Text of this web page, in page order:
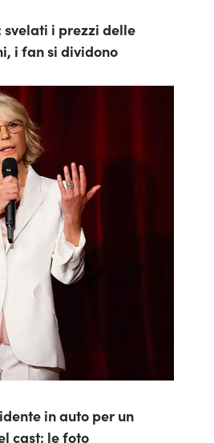
i prezzi delle
i fan si dividono
in auto per un
cast: le foto